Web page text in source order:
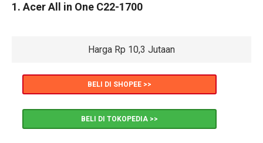
1. Acer All in One C22-1700
Harga Rp 10,3 Jutaan
BELI DI SHOPEE >>
BELI DI TOKOPEDIA >>